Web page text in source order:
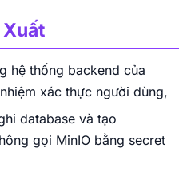
hệ thống backend của
xác thực người dùng,
database và tạo
gọi MinIO bằng secret